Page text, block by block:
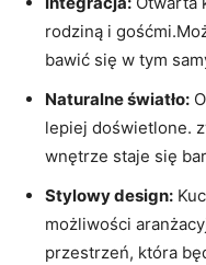
rodziną i
bawić się w tym
Naturalne światło:
lepiej doświetlone.
wnętrze staje się
Stylowy design:
możliwości
przestrzeń, która